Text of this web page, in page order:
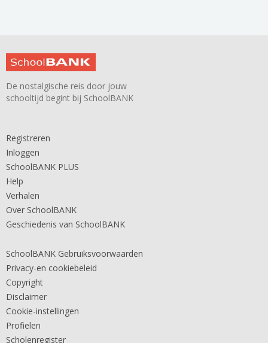
De nostalgische reis door jouw
schooltijd begint bij SchoolBANK
Registreren
Inloggen
SchoolBANK PLUS
Help
Verhalen
Over SchoolBANK
Geschiedenis van SchoolBANK
SchoolBANK Gebruiksvoorwaarden
Privacy-en cookiebeleid
Copyright
Disclaimer
Cookie-instellingen
Profielen
Scholenregister